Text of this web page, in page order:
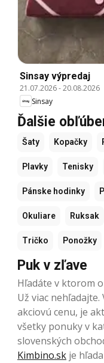
Sinsay výpredaj
21.07.2026-20.08.2026
Sinsay
Ďalšie
Šaty Kopačky
Plavky Tenisky
Pánske hodinky
Okuliare Ruksak
Tričko Ponožky
Puk v zľave
Hľadáte v ktorom
Už viac
akciovú cenu, je
všetky ponuky v
slovenských
Kimbino.sk je